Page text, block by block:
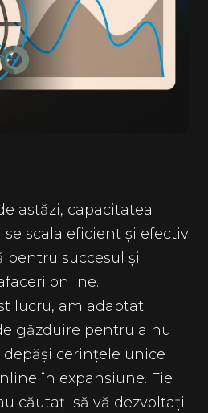
astăzi, capacitatea
scala eficient și efectiv
pentru succesul și
online.
lucru, am adaptat
găzduire pentru a nu
depăși cerințele unice
în expansiune. Fie
căutați să vă dezvoltați